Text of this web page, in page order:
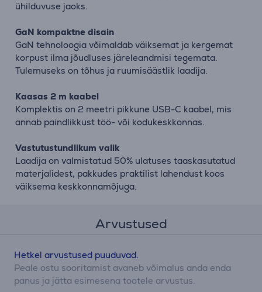
ühilduvuse jaoks.
GaN kompaktne disain
GaN tehnoloogia võimaldab väiksemat ja kergemat
korpust ilma jõudluses järeleandmisi tegemata.
Tulemuseks on tõhus ja ruumisäästlik laadija.
Kaasas 2 m kaabel
Komplektis on 2 meetri pikkune USB-C kaabel, mis
annab paindlikkust töö- või kodukeskkonnas.
Vastutustundlikum valik
Laadija on valmistatud 50% ulatuses taaskasutatud
materjalidest, pakkudes praktilist lahendust koos
väiksema keskkonnamõjuga.
Arvustused
Hetkel arvustused puuduvad.
Peale ostu sooritamist avaneb võimalus anda enda
panus ja jätta esimesena tootele arvustus.